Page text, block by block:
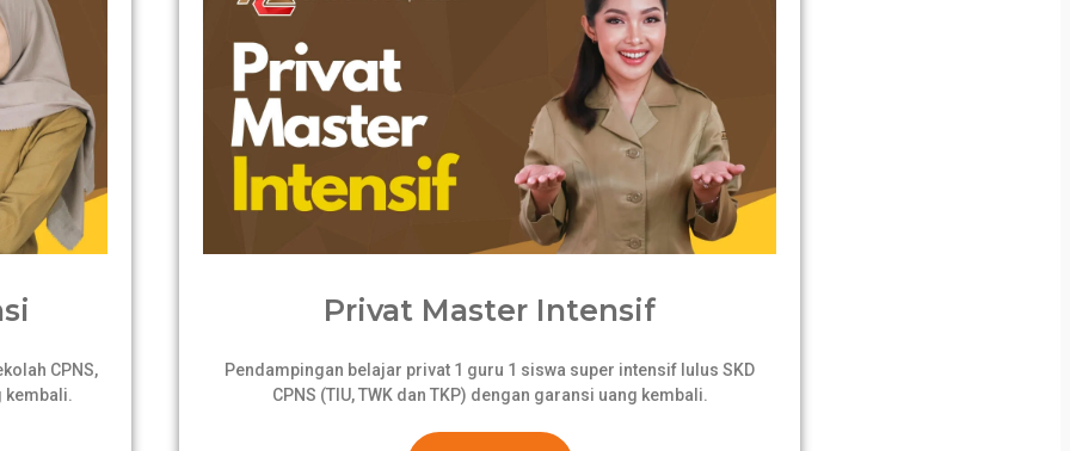
CPNS,
kembali.
Privat Master Intensif
Pendampingan belajar privat 1 guru 1 siswa super intensif lulus SKD
CPNS (TIU, TWK dan TKP) dengan garansi uang kembali.